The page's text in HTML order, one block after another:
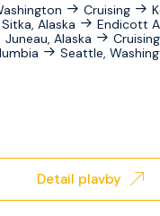
Cruising
Sitka, Alaska
Endicott
Juneau, Alaska Cruising
Seattle,
Detail plavby